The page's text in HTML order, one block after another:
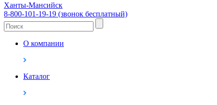
Ханты-Мансийск
8-800-101-19-19 (звонок бесплатный)
О компании
Каталог